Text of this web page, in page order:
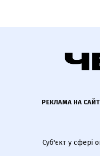
РЕКЛАМА НА
Суб'єкт у сфері